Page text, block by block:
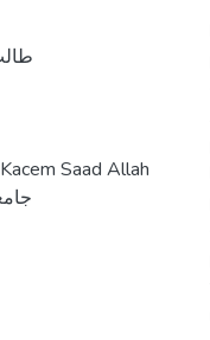
Saad Allah
جامعة